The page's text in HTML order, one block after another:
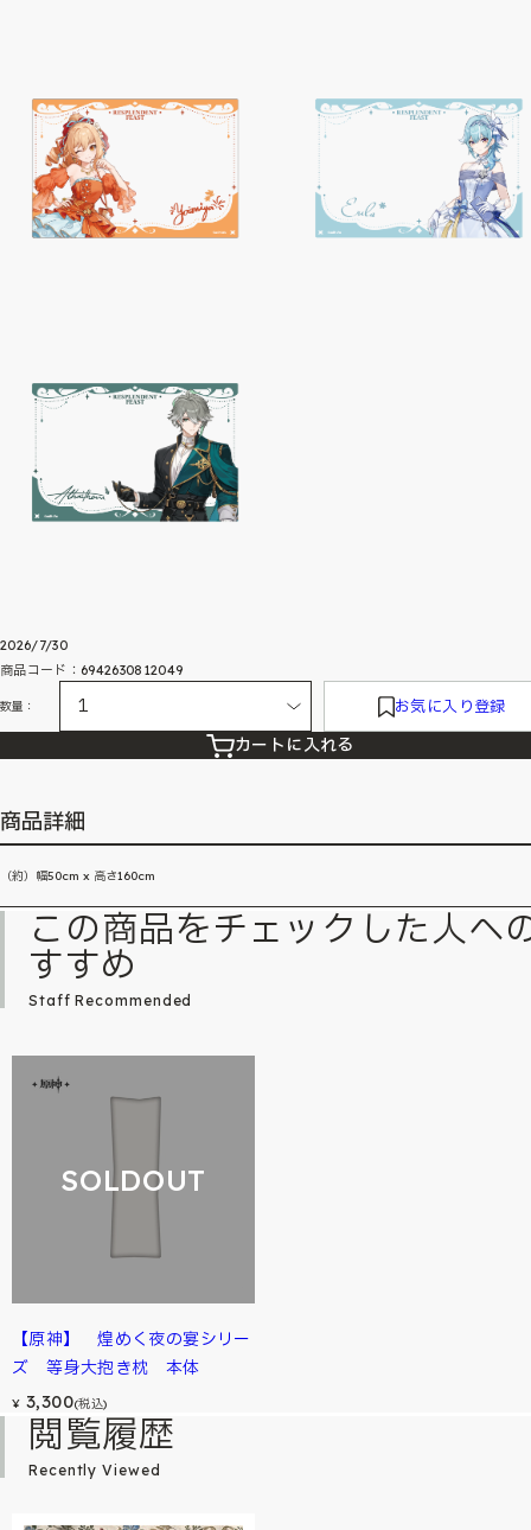
2026/7/30
商品コード：6942630812049
数量： お気に入り登録
カートに入れる
商品詳細
（約）幅50cm x 高さ160cm
この商品をチェックした人へ
すすめ
Staff Recommended
SOLDOUT
【原神】 煌めく夜の宴シリー
ズ 等身大抱き枕 本体
¥ 3,300(税込)
閲覧履歴
Recently Viewed